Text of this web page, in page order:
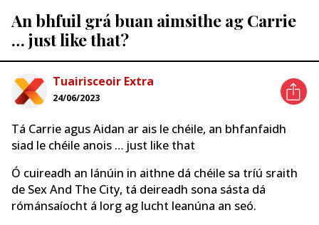
An bhfuil grá buan aimsithe ag Carrie
… just like that?
Tuairisceoir Extra
24/06/2023
Tá Carrie agus Aidan ar ais le chéile, an bhfanfaidh
siad le chéile anois … just like that
Ó cuireadh an lánúin in aithne dá chéile sa tríú sraith
de Sex And The City, tá deireadh sona sásta dá
rómánsaíocht á lorg ag lucht leanúna an seó.